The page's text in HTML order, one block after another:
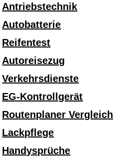
Antriebstechnik
Autobatterie
Reifentest
Autoreisezug
Verkehrsdienste
EG-Kontrollgerät
Routenplaner Vergleich
Lackpflege
Handysprüche